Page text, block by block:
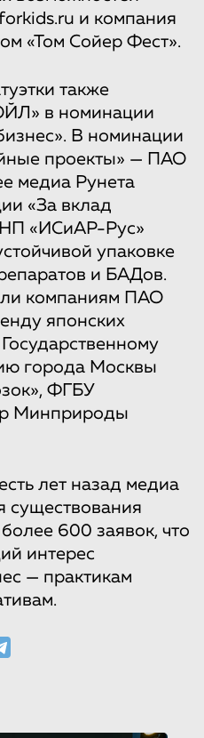
и компания
«Том Сойер Фест».
также
в номинации
В номинации
проекты» — ПАО
медиа Рунета
«За вклад
НП «ИСиАР-Рус»
упаковке
и БАДов.
компаниям ПАО
японских
города Москвы
ФГБУ
Минприроды
лет назад медиа
существования
600 заявок, что
интерес
— практикам